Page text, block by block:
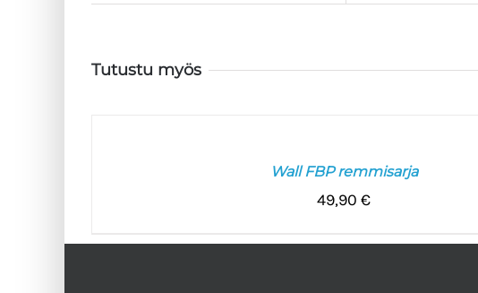
Tutustu myös
Wall FBP remmisarja
49,90€